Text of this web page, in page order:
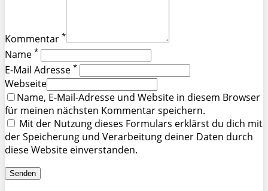
Kommentar *
Name *
E-Mail Adresse *
Webseite
Name, E-Mail-Adresse und Website in diesem Browser
für meinen nächsten Kommentar speichern.
Mit der Nutzung dieses Formulars erklärst du dich mit
der Speicherung und Verarbeitung deiner Daten durch
diese Website einverstanden.